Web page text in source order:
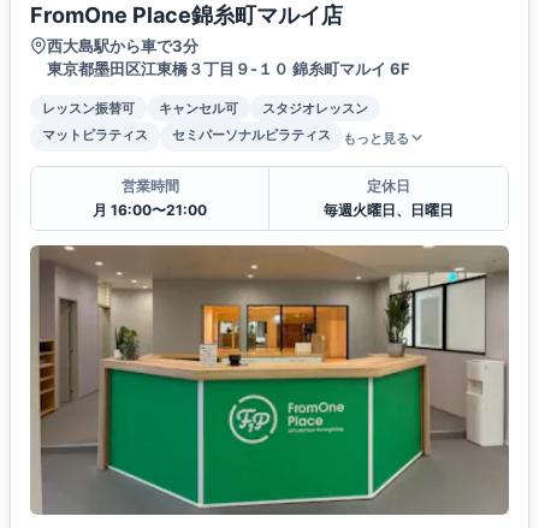
FromOne Place錦糸町マルイ店
西大島駅から車で3分
東京都墨田区江東橋３丁目９-１０ 錦糸町マルイ 6F
レッスン振替可 キャンセル可
スタジオレッスン
マットピラティス
セミパーソナルピラティス もっと見る
営業時間
月 16:00〜21:00
定休日
毎週火曜日、日曜日